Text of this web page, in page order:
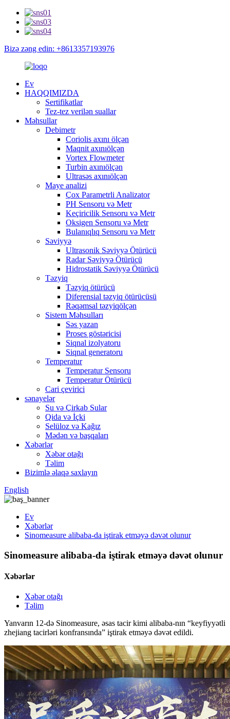
Bizə zəng edin: +8613357193976
Ev
HAQQIMIZDA
Sertifikatlar
Tez-tez verilən suallar
Məhsullar
Debimetr
Coriolis axını ölçən
Maqnit axınıölçən
Vortex Flowmeter
Turbin axınıölçən
Ultrasəs axınıölçən
Maye analizi
Çox Parametrli Analizator
PH Sensoru və Metr
Keçiricilik Sensoru və Metr
Oksigen Sensoru və Metr
Bulanıqlıq Sensoru və Metr
Səviyyə
Ultrasonik Səviyyə Ötürücü
Radar Səviyyə Ötürücü
Hidrostatik Səviyyə Ötürücü
Təzyiq
Təzyiq ötürücü
Diferensial təzyiq ötürücüsü
Rəqəmsal təzyiqölçən
Sistem Məhsulları
Səs yazan
Proses göstəricisi
Siqnal izolyatoru
Siqnal generatoru
Temperatur
Temperatur Sensoru
Temperatur Ötürücü
Cari çevirici
sənayelər
Su və Çirkab Sular
Qida və İçki
Selüloz və Kağız
Mədən və başqaları
Xəbərlər
Xəbər otağı
Təlim
Bizimlə əlaqə saxlayın
English
Ev
Xəbərlər
Sinomeasure alibaba-da iştirak etməyə dəvət olunur
Sinomeasure alibaba-da iştirak etməyə dəvət olunur
Xəbərlər
Xəbər otağı
Təlim
Yanvarın 12-də Sinomeasure, əsas tacir kimi alibaba-nın “keyfiyyətli
zhejiang tacirləri konfransında” iştirak etməyə dəvət edildi.